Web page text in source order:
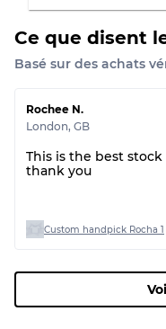
Ce que disent
Basé sur des achats
Rochee N.
London, GB
This is the best stock
thank you
Custom handpick Rocha 1